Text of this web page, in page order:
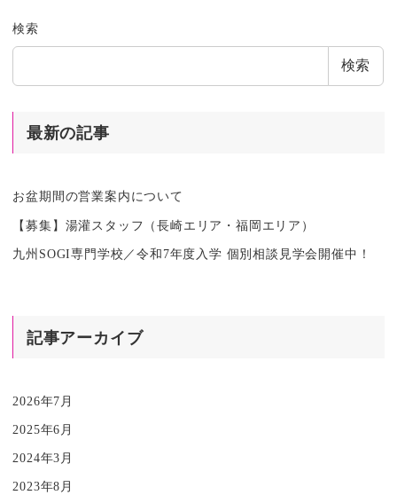
検索
検索
最新の記事
お盆期間の営業案内について
【募集】湯灌スタッフ（長崎エリア・福岡エリア）
九州SOGI専門学校／令和7年度入学 個別相談見学会開催中！
記事アーカイブ
2026年7月
2025年6月
2024年3月
2023年8月